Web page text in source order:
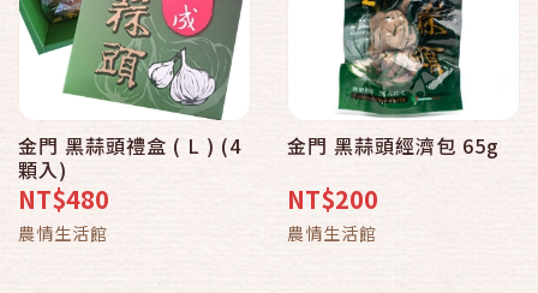
金門 黑蒜頭禮盒 ( L ) (4
顆入)
NT$480
農情生活館
金門 黑蒜頭經濟包 65g
NT$200
農情生活館